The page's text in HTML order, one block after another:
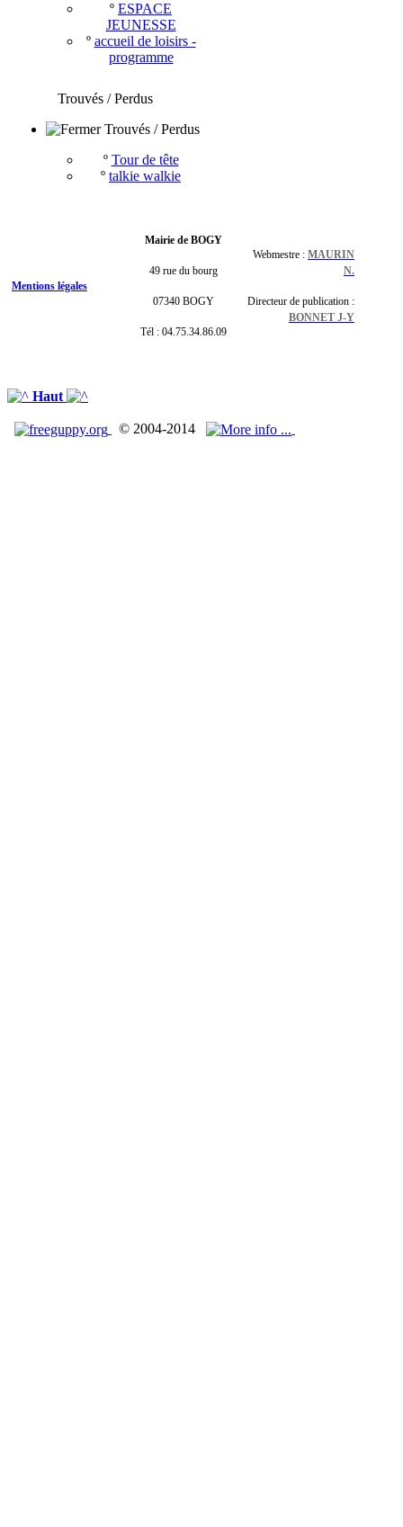
º ESPACE
JEUNESSE
º accueil de loisirs -
programme
Trouvés / Perdus
Trouvés / Perdus
º Tour de tête
º talkie walkie
Mentions légales
Mairie de BOGY
49 rue du bourg
07340 BOGY
Tél : 04.75.34.86.09
Webmestre : MAURIN
N.
Directeur de publication :
BONNET J-Y
Haut
© 2004-2014